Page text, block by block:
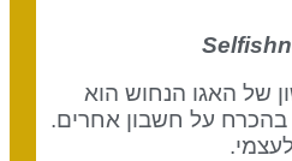
האגו הנחוש הוא
על חשבון אחרים.